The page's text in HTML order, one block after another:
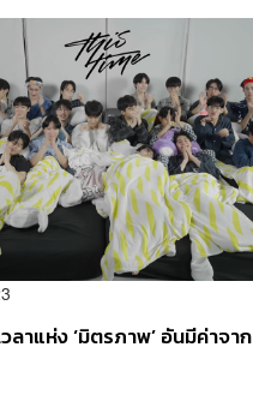
วลาแห่ง ‘มิตรภาพ’ อันมีค่าจาก